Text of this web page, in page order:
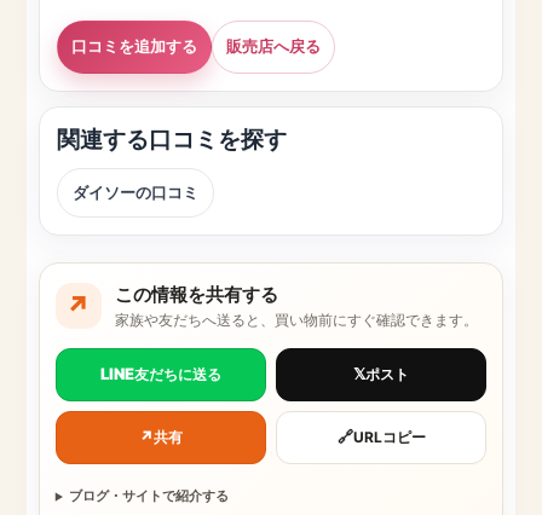
口コミを追加する 販売店へ戻る
関連する口コミを探す
ダイソーの口コミ
↗ この情報を共有する
家族や友だちへ送ると、買い物前にすぐ確認できます。
LINE友だちに送る 𝕏ポスト
↗共有 🔗URLコピー
ブログ・サイトで紹介する